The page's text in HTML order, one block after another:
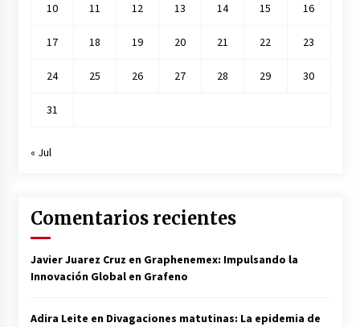
10 11 12 13 14 15 16
17 18 19 20 21 22 23
24 25 26 27 28 29 30
31
« Jul
Comentarios recientes
Javier Juarez Cruz en Graphenemex: Impulsando la
Innovación Global en Grafeno
Adira Leite en Divagaciones matutinas: La epidemia de